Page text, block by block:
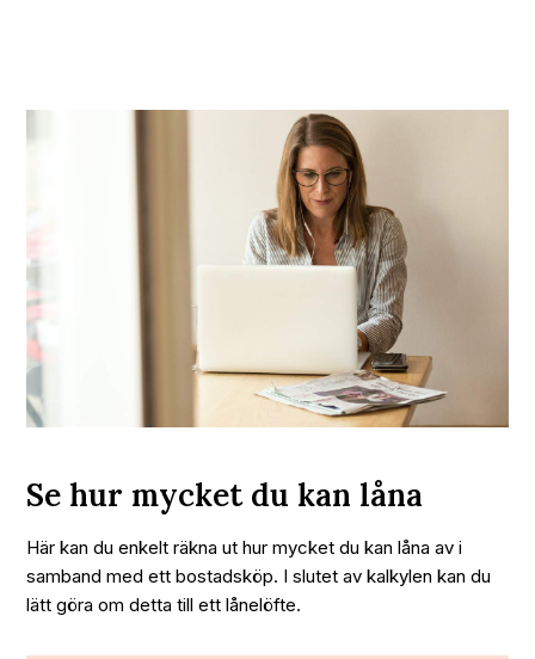
Se hur mycket du kan låna
Här kan du enkelt räkna ut hur mycket du kan låna av i
samband med ett bostadsköp. I slutet av kalkylen kan du
lätt göra om detta till ett lånelöfte.